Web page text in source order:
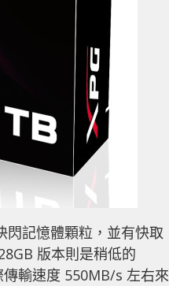
閃記憶體顆粒，並有快取
版本則是稍低的
輸速度 550MB/s 左右來